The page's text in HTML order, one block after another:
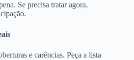
Se precisa tratar agora,
e carências. Peça a lista